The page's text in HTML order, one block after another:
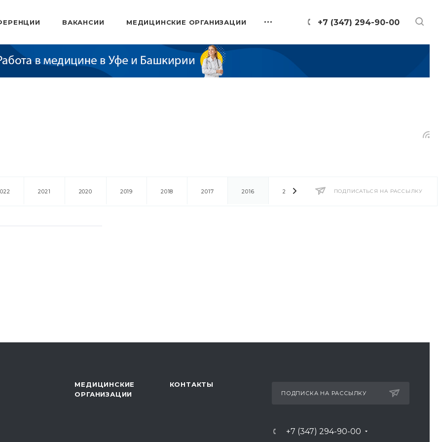
+7 (347) 294-90-00
ВАКАНСИИ МЕДИЦИНСКИЕ ОРГАНИЗАЦИИ
ПОДПИСАТЬСЯ НА РАССЫЛКУ
2021 2020 2019 2018 2017 2016 2014 2013 2012 2011
МЕДИЦИНСКИЕ
ОРГАНИЗАЦИИ
КОНТАКТЫ
ПОДПИСКА НА РАССЫЛКУ
+7 (347) 294-90-00